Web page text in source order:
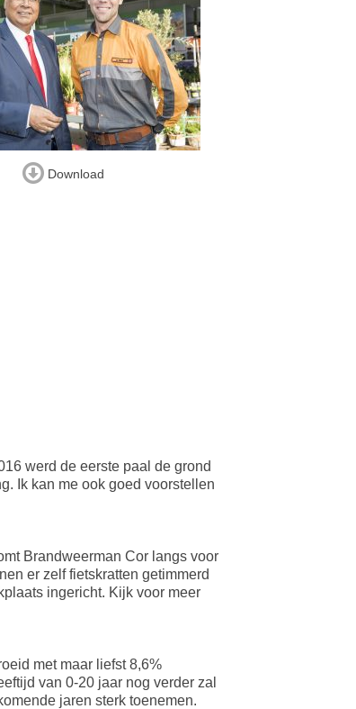
Download
werd de eerste paal de grond
Ik kan me ook goed voorstellen
Brandweerman Cor langs voor
er zelf fietskratten getimmerd
ingericht. Kijk voor meer
met maar liefst 8,6%
van 0-20 jaar nog verder zal
jaren sterk toenemen.